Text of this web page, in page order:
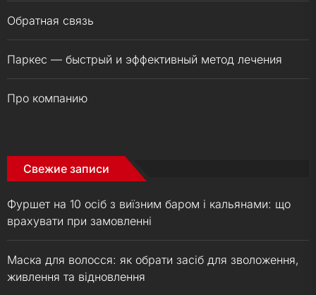
Обратная связь
Паркес — быстрый и эффективный метод лечения
Про компанию
Свежие записи
Фуршет на 10 осіб з виїзним баром і кальянами: що
врахувати при замовленні
Маска для волосся: як обрати засіб для зволоження,
живлення та відновлення